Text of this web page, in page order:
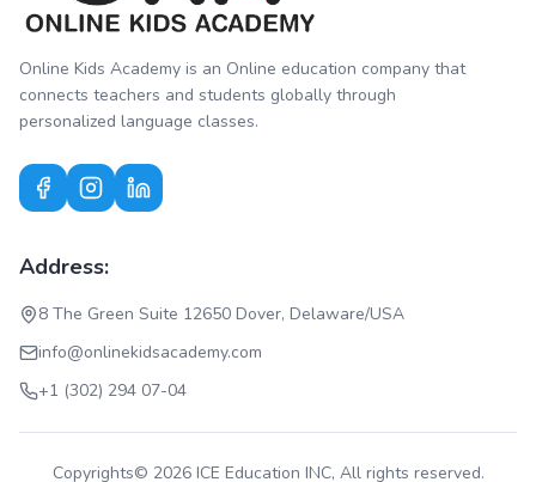
Online Kids Academy is an Online education company that
connects teachers and students globally through
personalized language classes.
Address:
8 The Green Suite 12650 Dover, Delaware/USA
info@onlinekidsacademy.com
+1 (302) 294 07-04
Copyrights© 2026 ICE Education INC, All rights reserved.